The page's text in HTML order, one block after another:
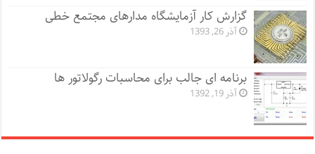
گزارش کار آزمایشگاه مدارهای مجتمع خطی
آذر 26, 1393
برنامه ای جالب برای محاسبات رگولاتور ها
آذر 19, 1392